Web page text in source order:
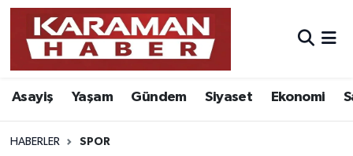
Asayiş Yaşam Gündem Siyaset Ekonomi
HABERLER SPOR
Asayiş
Bilim - Teknoloji
Eğitim
Nöbetçi Eczaneler
Hava Durumu
Karaman Namaz Vakitleri